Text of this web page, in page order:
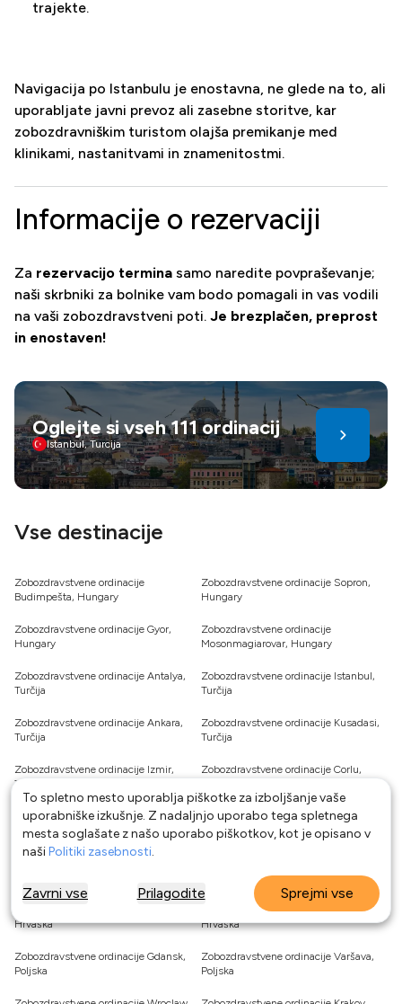
trajekte.
Navigacija po Istanbulu je enostavna, ne glede na to, ali
uporabljate javni prevoz ali zasebne storitve, kar
zobozdravniškim turistom olajša premikanje med
klinikami, nastanitvami in znamenitostmi.
Informacije o rezervaciji
Za rezervacijo termina samo naredite povpraševanje;
naši skrbniki za bolnike vam bodo pomagali in vas vodili
na vaši zobozdravstveni poti. Je brezplačen, preprost
in enostaven!
Oglejte si vseh 111 ordinacij
Istanbul, Turcija
Vse destinacije
Zobozdravstvene ordinacije
Budimpešta, Hungary
Zobozdravstvene ordinacije Sopron,
Hungary
Zobozdravstvene ordinacije Gyor,
Hungary
Zobozdravstvene ordinacije
Mosonmagiarovar, Hungary
Zobozdravstvene ordinacije Antalya,
Turčija
Zobozdravstvene ordinacije Istanbul,
Turčija
Zobozdravstvene ordinacije Ankara,
Turčija
Zobozdravstvene ordinacije Kusadasi,
Turčija
Zobozdravstvene ordinacije Izmir,
Turčija
Zobozdravstvene ordinacije Corlu,
Zobozdravstvene ordinacije Zagreb,
Hrvaška
Zobozdravstvene ordinacije Reka,
Hrvaška
Hrvaška
Zobozdravstvene ordinacije Osijek,
Hrvaška
Zobozdravstvene ordinacije Gdansk,
Poljska
Zobozdravstvene ordinacije Varšava,
Poljska
To spletno mesto uporablja piškotke za izboljšanje vaše
uporabniške izkušnje. Z nadaljnjo uporabo tega spletnega
mesta soglašate z našo uporabo piškotkov, kot je opisano v
našiPolitiki zasebnosti.
Zavrni vse Prilagodite Sprejmi vse